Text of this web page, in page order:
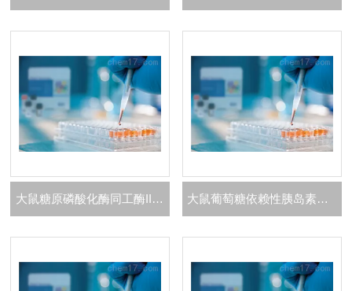
大鼠糖原磷酸化酶同工酶II（GP-II）ELISA 试剂盒 大鼠葡萄糖依赖性胰岛素释放多肽（GIP）ELISA 试剂盒